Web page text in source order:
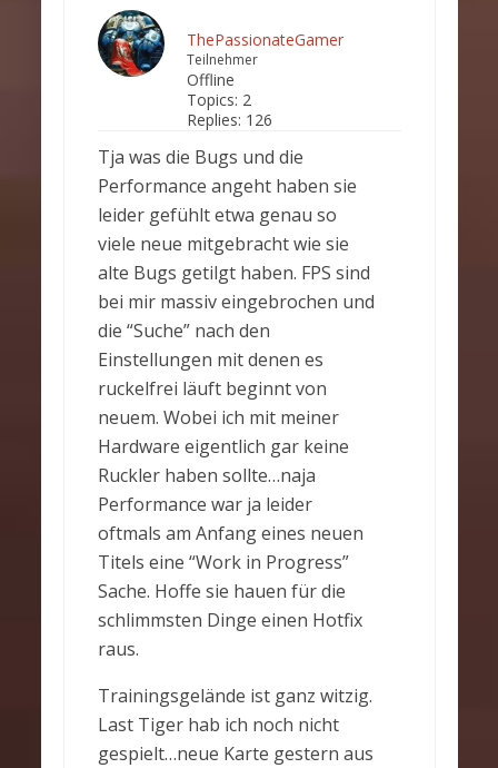
ThePassionateGamer
Teilnehmer
Offline
Topics: 2
Replies: 126
Tja was die Bugs und die
Performance angeht haben sie
leider gefühlt etwa genau so
viele neue mitgebracht wie sie
alte Bugs getilgt haben. FPS sind
bei mir massiv eingebrochen und
die “Suche” nach den
Einstellungen mit denen es
ruckelfrei läuft beginnt von
neuem. Wobei ich mit meiner
Hardware eigentlich gar keine
Ruckler haben sollte…naja
Performance war ja leider
oftmals am Anfang eines neuen
Titels eine “Work in Progress”
Sache. Hoffe sie hauen für die
schlimmsten Dinge einen Hotfix
raus.
Trainingsgelände ist ganz witzig.
Last Tiger hab ich noch nicht
gespielt…neue Karte gestern aus